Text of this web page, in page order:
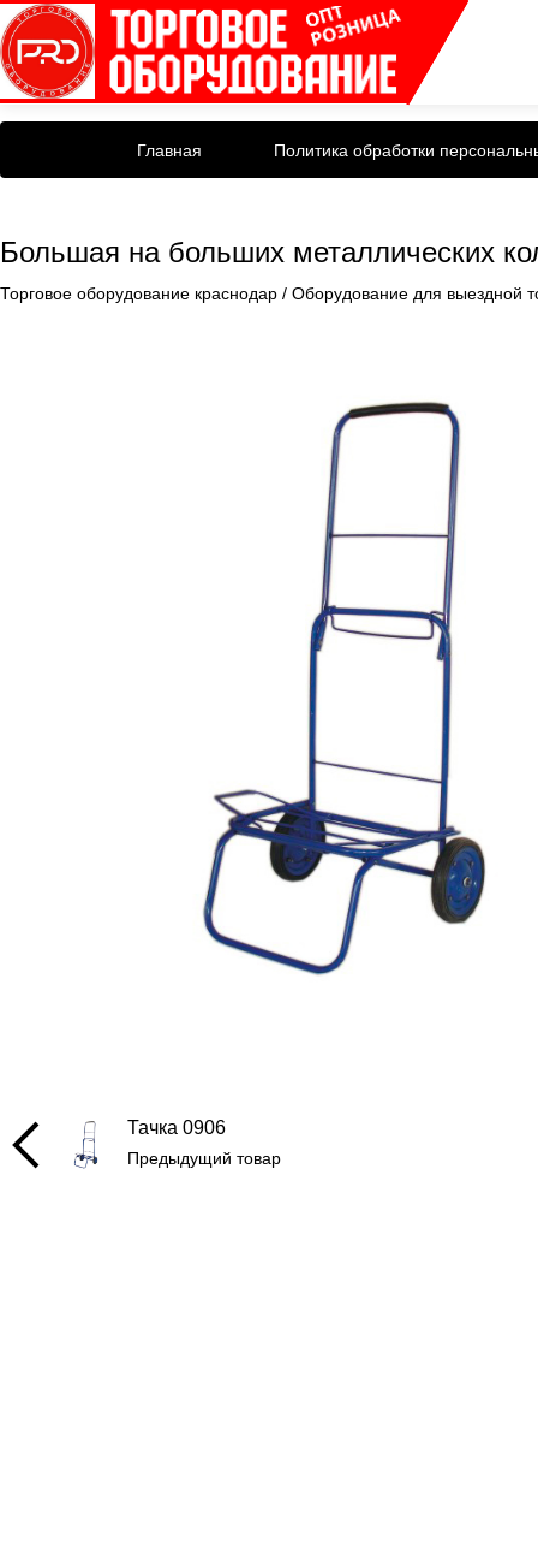
Главная Политика обработки
Большая на больших металлических
Торговое оборудование краснодар / Оборудование для выездной
Тачка 0906
Предыдущий товар